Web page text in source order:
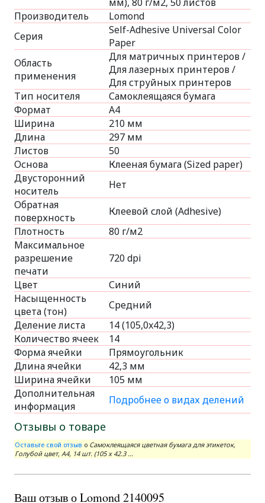
Производитель
Lomond
Серия
Self-Adhesive Universal Color
Paper
Область
применения
Для матричных принтеров /
Для лазерных принтеров /
Для струйных принтеров
Тип носителя
Самоклеящаяся бумага
Формат
A4
Ширина
210 мм
Длина
297 мм
Листов
50
Основа
Клееная бумага (Sized paper)
Двусторонний
носитель
Нет
Обратная
поверхность
Клеевой слой (Adhesive)
Плотность
80 г/м2
Максимальное
разрешение
печати
720 dpi
Цвет
Синий
Насыщенность
цвета (тон)
Средний
Деление листа
14 (105,0x42,3)
Количество ячеек
14
Форма ячейки
Прямоугольник
Длина ячейки
42,3 мм
Ширина ячейки
105 мм
Дополнительная
информация
Подробнее о видах делений
Отзывы о товаре
Оставьте свой отзыв о Самоклеящаяся цветная бумага для этикеток,
Голубой цвет, A4, 14 шт. (105 x 42.3 ...
Ваш отзыв о Lomond 2140095